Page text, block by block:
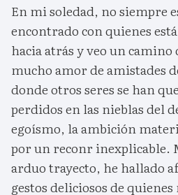
En mi soledad, no siempre
encontrado con quienes
hacia atrás y veo un
mucho amor de amistades
donde otros seres se han
perdidos en las nieblas del
egoísmo, la ambición
por un reconr inexplicable.
arduo trayecto, he hallado
gestos deliciosos de